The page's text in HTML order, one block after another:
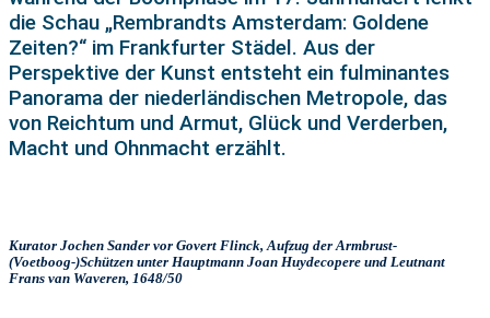
die Schau „Rembrandts Amsterdam: Goldene
Zeiten?“ im Frankfurter Städel. Aus der
Perspektive der Kunst entsteht ein fulminantes
Panorama der niederländischen Metropole, das
von Reichtum und Armut, Glück und Verderben,
Macht und Ohnmacht erzählt.
Kurator Jochen Sander vor Govert Flinck, Aufzug der Armbrust-
(Voetboog-)Schützen unter Hauptmann Joan Huydecopere und Leutnant
Frans van Waveren, 1648/50